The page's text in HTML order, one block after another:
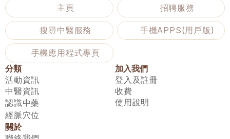
主頁
招聘服務
搜尋中醫服務 手機APPS(用戶版)
手機應用程式專頁
分類
活動資訊
中醫資訊
認識中藥
經脈穴位
加入我們
登入及註冊
收費
使用說明
關於